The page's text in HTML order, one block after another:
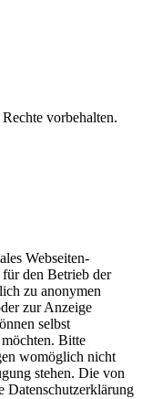
vorbehalten.
Webseiten-
den Betrieb der
zu anonymen
zur Anzeige
selbst
Bitte
womöglich nicht
stehen. Die von
Datenschutzerklärung